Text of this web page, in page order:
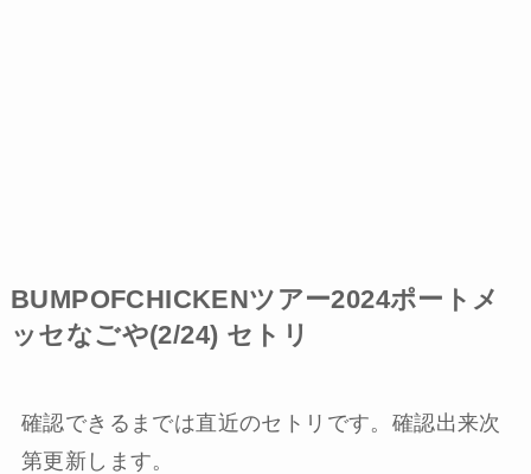
BUMPOFCHICKENツアー2024ポートメ
ッセなごや(2/24) セトリ
確認できるまでは直近のセトリです。確認出来次
第更新します。